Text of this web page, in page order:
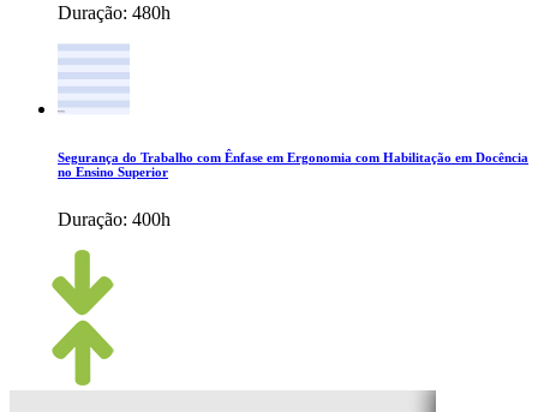
Duração: 480h
Segurança do Trabalho com Ênfase em Ergonomia com Habilitação em Docência
no Ensino Superior
Duração: 400h